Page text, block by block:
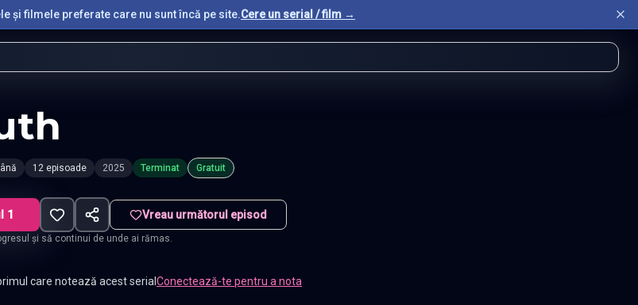
și filmele preferate care nu sunt încă pe site.Cere un serial / film →
12 episoade 2025 Terminat Gratuit
1 Vreau următorul episod
și să continui de unde ai rămas.
care notează acest serial Conectează-te pentru a nota